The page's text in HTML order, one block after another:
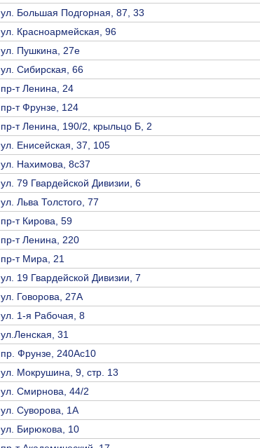
ул. Большая Подгорная, 87, 33
ул. Красноармейская, 96
ул. Пушкина, 27е
ул. Сибирская, 66
пр-т Ленина, 24
пр-т Фрунзе, 124
пр-т Ленина, 190/2, крыльцо Б, 2
ул. Енисейская, 37, 105
ул. Нахимова, 8с37
ул. 79 Гвардейской Дивизии, 6
ул. Льва Толстого, 77
пр-т Кирова, 59
пр-т Ленина, 220
пр-т Мира, 21
ул. 19 Гвардейской Дивизии, 7
ул. Говорова, 27А
ул. 1-я Рабочая, 8
ул.Ленская, 31
пр. Фрунзе, 240Ас10
ул. Мокрушина, 9, стр. 13
ул. Смирнова, 44/2
ул. Суворова, 1А
ул. Бирюкова, 10